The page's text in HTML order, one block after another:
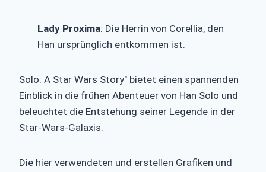
Lady Proxima: Die Herrin von Corellia, den
Han ursprünglich entkommen ist.
Solo: A Star Wars Story" bietet einen spannenden
Einblick in die frühen Abenteuer von Han Solo und
beleuchtet die Entstehung seiner Legende in der
Star-Wars-Galaxis.
Die hier verwendeten und erstellen Grafiken und